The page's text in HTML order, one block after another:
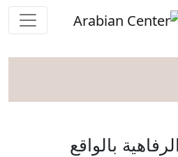
بالواقع